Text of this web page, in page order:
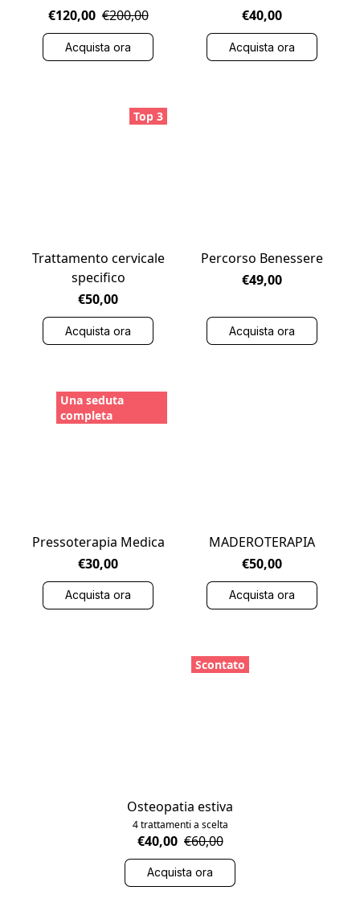
€120,00 €200,00
Acquista ora
€40,00
Acquista ora
Top 3
Trattamento cervicale
specifico
€50,00
Acquista ora
Percorso Benessere
€49,00
Acquista ora
Una seduta
completa
Pressoterapia Medica
€30,00
Acquista ora
MADEROTERAPIA
€50,00
Acquista ora
Scontato
Osteopatia estiva
4 trattamenti a scelta
€40,00 €60,00
Acquista ora